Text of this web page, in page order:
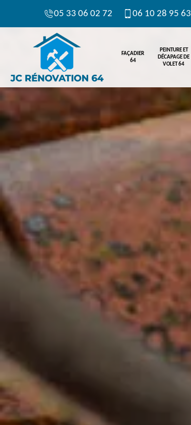
05 33 06 02 72 06 10 28 95 63
FAÇADIER
64
PEINTURE ET
DÉCAPAGE DE
VOLET 64